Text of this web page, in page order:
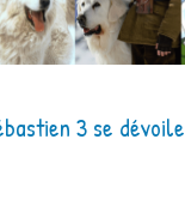
3 se dévoile